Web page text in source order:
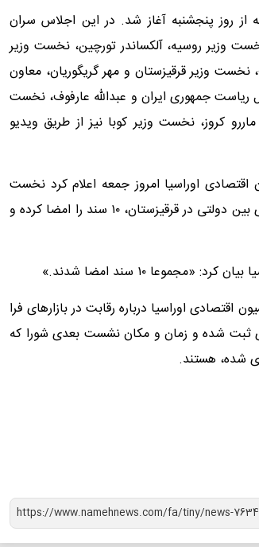
آته از روز پنجشنبه آغاز شد. در این اجلاس سران
وزیر روسیه، آلکساندر تورچین، نخست وزیر
وزیر قرقیزستان و مهر گریگوریان، معاون
جمهوری ایران و عبدالله عارفوف، نخست
کروز، نخست وزیر کوبا نیز از طریق ویدیو
اوراسیا امروز جمعه اعلام کرد نخست
وزیرهای کشورهای عضو اتحادیه اقتصادی اوراسیا در ضمن نشست شورای بین دولتی در قرقیزستان، ۱۰ سند را امضا کرده و
۱۰ سند امضا شدند.»
اقتصادی اوراسیا درباره رقابت در بازارهای فرا
ثبت شده و زمان و مکان نشست بعدی شورا که
شده، هستند.